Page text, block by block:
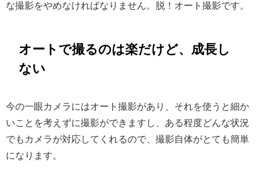
な撮影をやめなければなりません。脱！オート撮影です。
オートで撮るのは楽だけど、成長し
ない
今の一眼カメラにはオート撮影があり、それを使うと細か
いことを考えずに撮影ができますし、ある程度どんな状況
でもカメラが対応してくれるので、撮影自体がとても簡単
になります。